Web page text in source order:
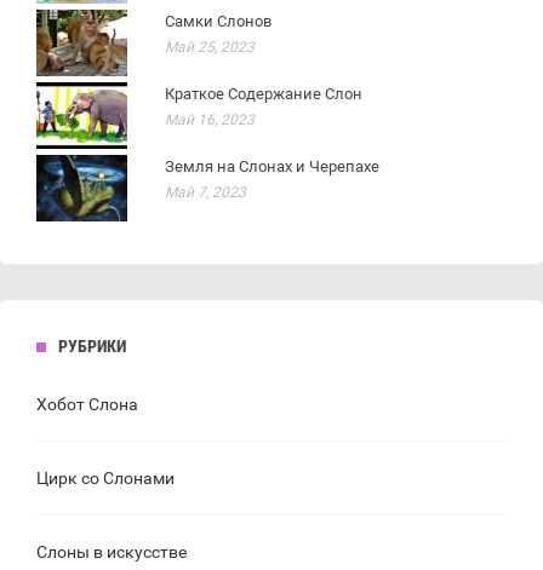
Самки Слонов
Май 25, 2023
Краткое Содержание Слон
Май 16, 2023
Земля на Слонах и Черепахе
Май 7, 2023
РУБРИКИ
Хобот Слона
Цирк со Слонами
Слоны в искусстве